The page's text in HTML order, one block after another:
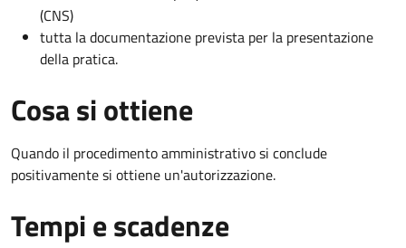
(CNS)
tutta la documentazione prevista per la presentazione
della pratica.
Cosa si ottiene
Quando il procedimento amministrativo si conclude
positivamente si ottiene un'autorizzazione.
Tempi e scadenze